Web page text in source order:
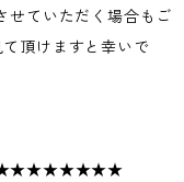
せていただく場合もご
頂けますと幸いで